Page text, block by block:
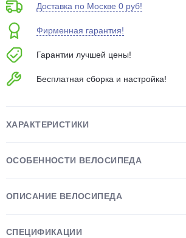
Доставка по Москве 0 руб!
Фирменная гарантия!
Гарантии лучшей цены!
Бесплатная сборка и настройка!
ХАРАКТЕРИСТИКИ
ОСОБЕННОСТИ ВЕЛОСИПЕДА
ОПИСАНИЕ ВЕЛОСИПЕДА
СПЕЦИФИКАЦИИ
Подробнее
недели